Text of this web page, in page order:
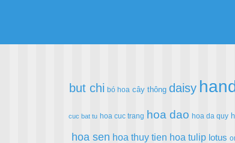
but chi bó hoa cây thông daisy
cuc bat tu hoa cuc trang hoa dao hoa da quy
hoa sen hoa thuy tien hoa tulip lotus